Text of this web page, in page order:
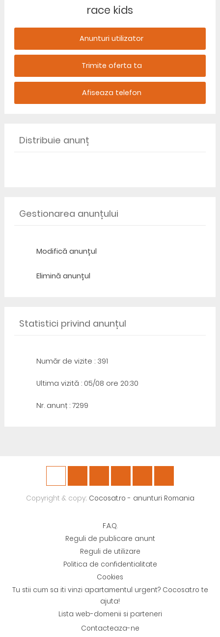
race kids
Anunturi utilizator
Trimite oferta ta
Afiseaza telefon
Distribuie anunț
Gestionarea anunțului
Modifică anunțul
Elimină anunțul
Statistici privind anunțul
Număr de vizite : 391
Ultima vizită : 05/08 ore 20:30
Nr. anunț : 7299
Copyright & copy; Cocosat.ro - anunturi Romania
F.A.Q.
Reguli de publicare anunt
Reguli de utilizare
Politica de confidentialitate
Cookies
Tu stii cum sa iti vinzi apartamentul urgent? Cocosat.ro te
ajuta!
Lista web-domenii si parteneri
Contacteaza-ne